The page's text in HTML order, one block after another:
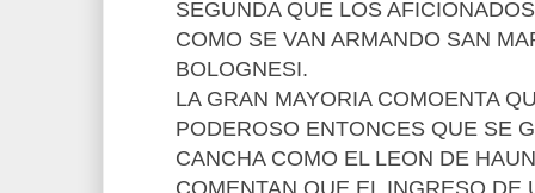
SEGUNDA QUE LOS
COMO SE VAN ARMANDO SAN
BOLOGNESI.
LA GRAN MAYORIA COMOENTA
PODEROSO ENTONCES QUE SE
CANCHA COMO EL LEON DE
COMENTAN QUE EL INGRESO DE